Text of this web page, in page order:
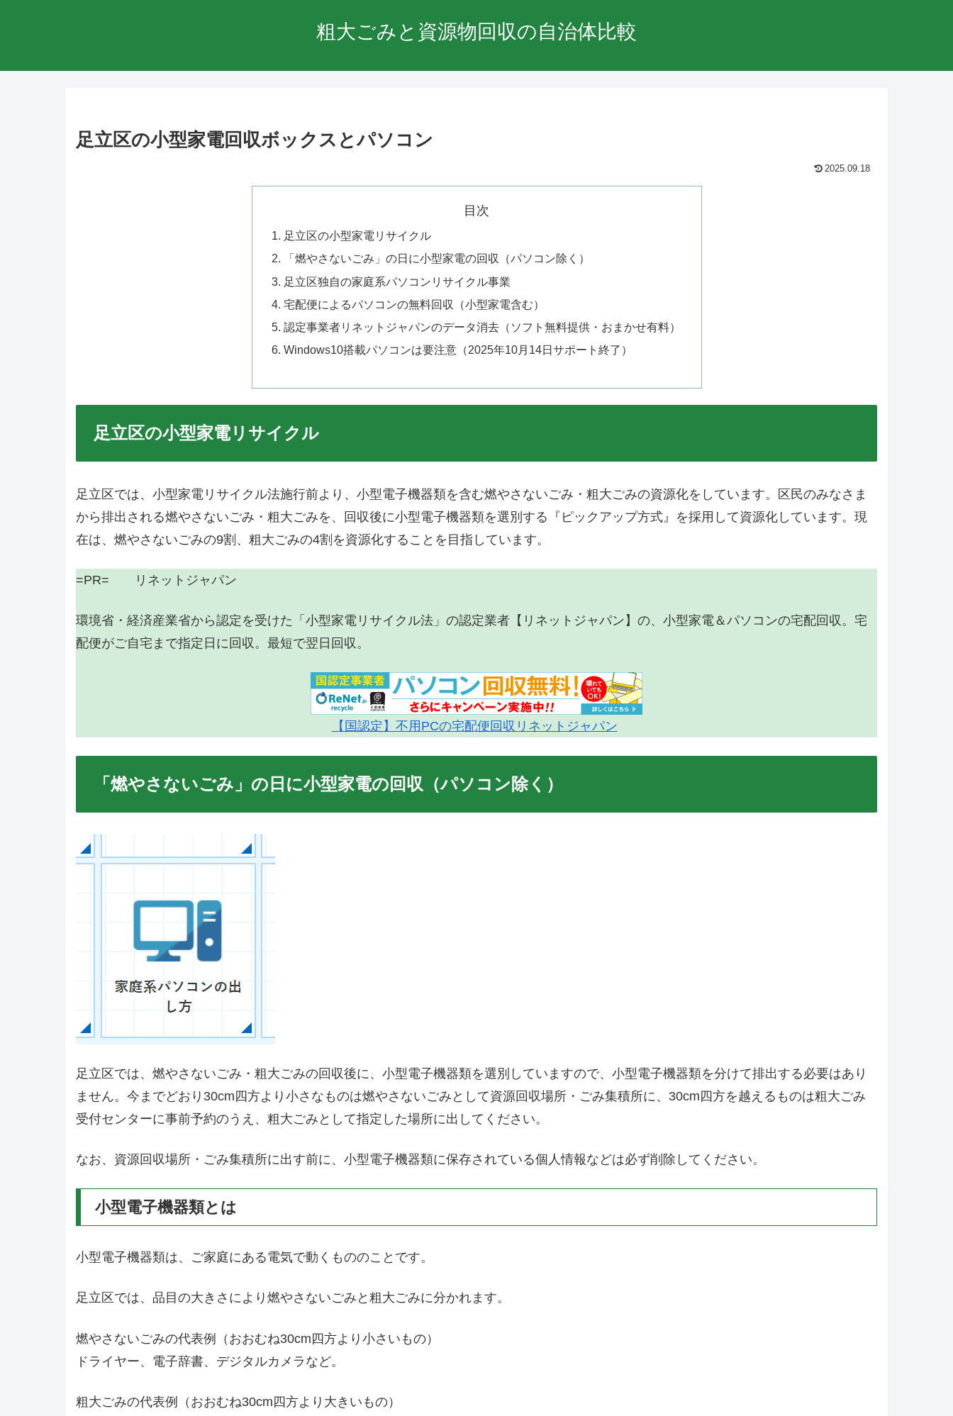
粗大ごみと資源物回収の自治体比較
足立区の小型家電回収ボックスとパソコン
2025.09.18
目次
足立区の小型家電リサイクル
「燃やさないごみ」の日に小型家電の回収（パソコン除く）
足立区独自の家庭系パソコンリサイクル事業
宅配便によるパソコンの無料回収（小型家電含む）
認定事業者リネットジャパンのデータ消去（ソフト無料提供・おまかせ有料）
Windows10搭載パソコンは要注意（2025年10月14日サポート終了）
足立区の小型家電リサイクル
足立区では、小型家電リサイクル法施行前より、小型電子機器類を含む燃やさないごみ・粗大ごみの資源化をしています。区民のみなさま
から排出される燃やさないごみ・粗大ごみを、回収後に小型電子機器類を選別する『ピックアップ方式』を採用して資源化しています。現
在は、燃やさないごみの9割、粗大ごみの4割を資源化することを目指しています。
=PR= リネットジャパン
環境省・経済産業省から認定を受けた「小型家電リサイクル法」の認定業者【リネットジャパン】の、小型家電＆パソコンの宅配回収。宅
配便がご自宅まで指定日に回収。最短で翌日回収。
【国認定】不用PCの宅配便回収リネットジャパン
「燃やさないごみ」の日に小型家電の回収（パソコン除く）
足立区では、燃やさないごみ・粗大ごみの回収後に、小型電子機器類を選別していますので、小型電子機器類を分けて排出する必要はあり
ません。今までどおり30cm四方より小さなものは燃やさないごみとして資源回収場所・ごみ集積所に、30cm四方を越えるものは粗大ごみ
受付センターに事前予約のうえ、粗大ごみとして指定した場所に出してください。
なお、資源回収場所・ごみ集積所に出す前に、小型電子機器類に保存されている個人情報などは必ず削除してください。
小型電子機器類とは
小型電子機器類は、ご家庭にある電気で動くもののことです。
足立区では、品目の大きさにより燃やさないごみと粗大ごみに分かれます。
燃やさないごみの代表例（おおむね30cm四方より小さいもの）
ドライヤー、電子辞書、デジタルカメラなど。
粗大ごみの代表例（おおむね30cm四方より大きいもの）